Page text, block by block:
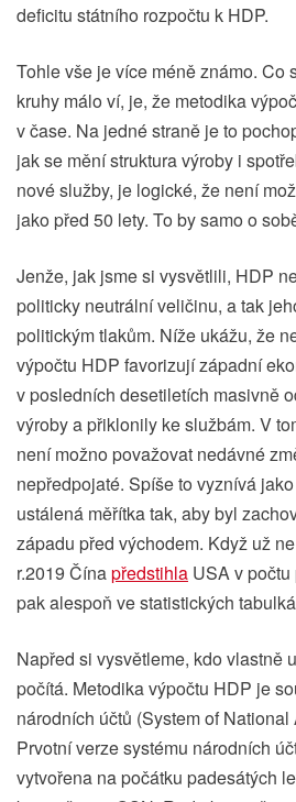
deficitu státního rozpočtu k HDP.
Tohle vše je více méně známo. Co
kruhy málo ví, je, že metodika
v čase. Na jedné straně je to
jak se mění struktura výroby i
nové služby, je logické, že není
jako před 50 lety. To by samo o
Jenže, jak jsme si vysvětlili, HDP
politicky neutrální veličinu, a tak
politickým tlakům. Níže ukážu, že
výpočtu HDP favorizují západní
v posledních desetiletích masivně
výroby a přiklonily ke službám. V
není možno považovat nedávné
nepředpojaté. Spíše to vyznívá
ustálená měřítka tak, aby byl
západu před východem. Když už
r.2019 Čínapředstihla USA v
pak alespoň ve statistických
Napřed si vysvětleme, kdo vlastně
počítá. Metodika výpočtu HDP je
národních účtů (System of National
Prvotní verze systému národních
vytvořena na počátku padesátých